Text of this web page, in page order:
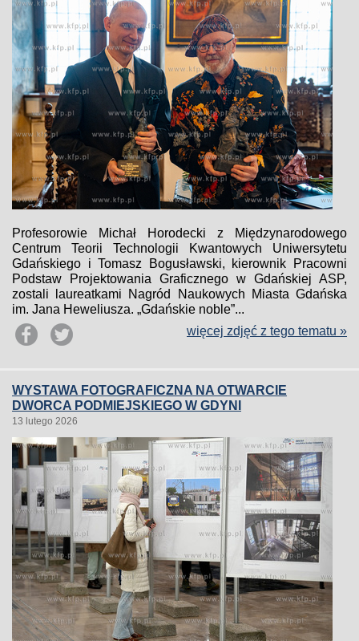
Profesorowie Michał Horodecki z Międzynarodowego
Centrum Teorii Technologii Kwantowych Uniwersytetu
Gdańskiego i Tomasz Bogusławski, kierownik Pracowni
Podstaw Projektowania Graficznego w Gdańskiej ASP,
zostali laureatkami Nagród Naukowych Miasta Gdańska
im. Jana Heweliusza. „Gdańskie noble”...
więcej zdjęć z tego tematu »
WYSTAWA FOTOGRAFICZNA NA OTWARCIE
DWORCA PODMIEJSKIEGO W GDYNI
13 lutego 2026